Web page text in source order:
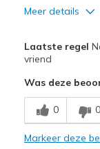
Meer details
Attractive Design
Beste
Casual Wear
Width
Laatste regel
vriend
Was deze
0 0
Markeer deze